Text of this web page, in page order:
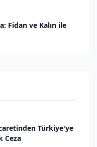
Fidan ve Kalın ile
Türkiye'ye
Ceza